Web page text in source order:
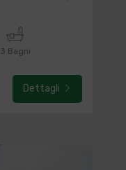
3 Bagni
Dettagli